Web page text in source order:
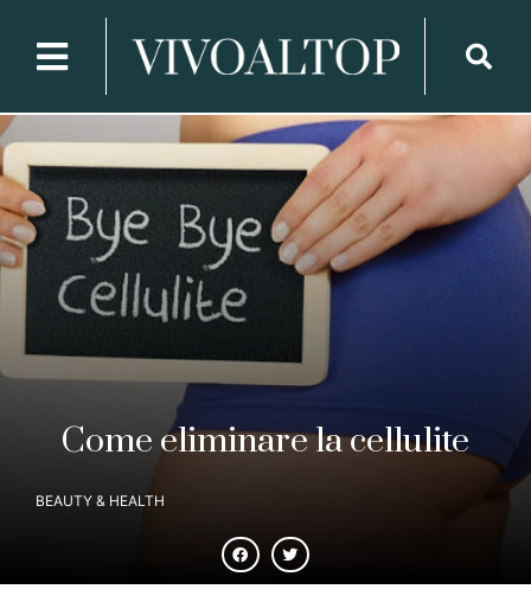
Come eliminare la cellulite
BEAUTY & HEALTH